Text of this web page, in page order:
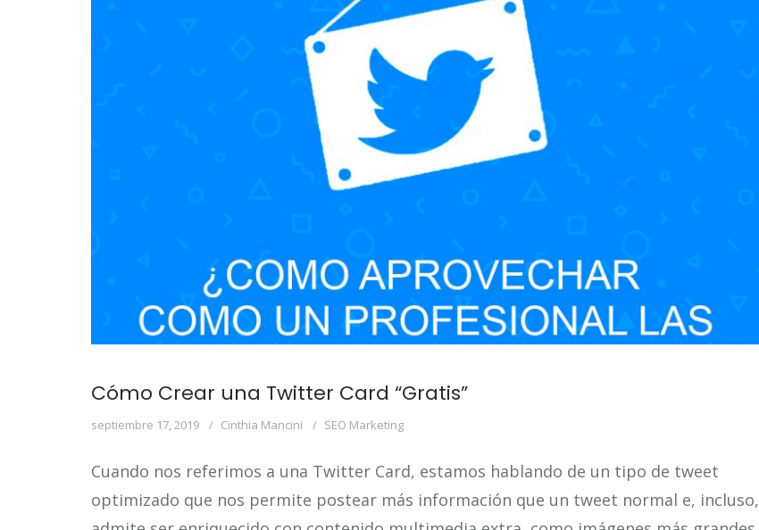
Cómo Crear una Twitter Card “Gratis”
septiembre 17, 2019 Cinthia Mancini SEO Marketing
Cuando nos referimos a una Twitter Card, estamos hablando de un tipo de tweet
optimizado que nos permite postear más información que un tweet normal e, incluso,